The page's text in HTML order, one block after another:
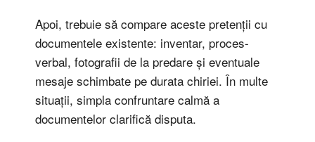
Apoi, trebuie să compare aceste pretenții cu
documentele existente: inventar, proces-
verbal, fotografii de la predare și eventuale
mesaje schimbate pe durata chiriei. În multe
situații, simpla confruntare calmă a
documentelor clarifică disputa.